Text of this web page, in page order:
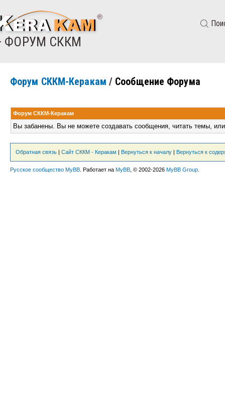
ФОРУМ СККМ
Форум СККМ-Керакам / Сообщение Форума
Форум СККМ-Керакам
Вы забанены. Вы не можете создавать сообщения, читать темы,
Обратная связь | Сайт СККМ - Керакам | Вернуться к началу | Вернуться к
Русское сообщество MyBB . Работает на MyBB , © 2002-2026 MyBB Group